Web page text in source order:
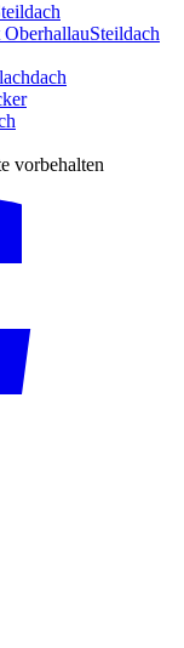
Steildach
vorbehalten